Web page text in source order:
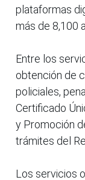
plataformas
más de 8,100
Entre los
obtención de
policiales,
Certificado
y Promoción
trámites del
Los servicios